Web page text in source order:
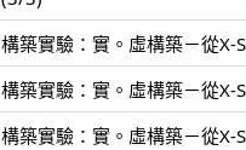
構築實驗：實。虛構築－從X-
構築實驗：實。虛構築－從X-
構築實驗：實。虛構築－從X-